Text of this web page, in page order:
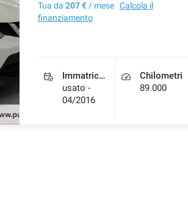
Tua da 207 €/ mese Calcola il
finanziamento
Immatricolazione
usato -
04/2016
Chilometri
89.000